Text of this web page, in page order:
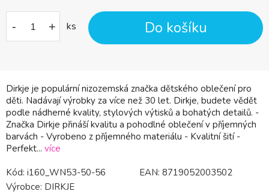
Dirkje je populární nizozemská značka dětského oblečení pro
děti. Nadávají výrobky za více než 30 let. Dirkje, budete vědět
podle nádherné kvality, stylových výtisků a bohatých detailů. -
Značka Dirkje přináší kvalitu a pohodlné oblečení v příjemných
barvách - Vyrobeno z příjemného materiálu - Kvalitní šití -
Perfekt... více
- + ks Do košíku
Kód: i160_WN53-50-56 EAN: 8719052003502
Výrobce: DIRKJE